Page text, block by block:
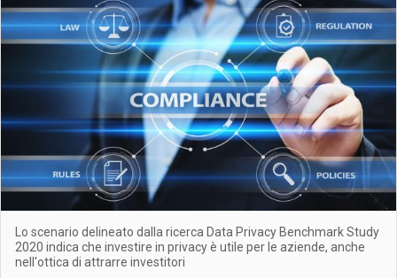
Lo scenario delineato dalla ricerca Data Privacy Benchmark Study
2020 indica che investire in privacy è utile per le aziende, anche
nell'ottica di attrarre investitori